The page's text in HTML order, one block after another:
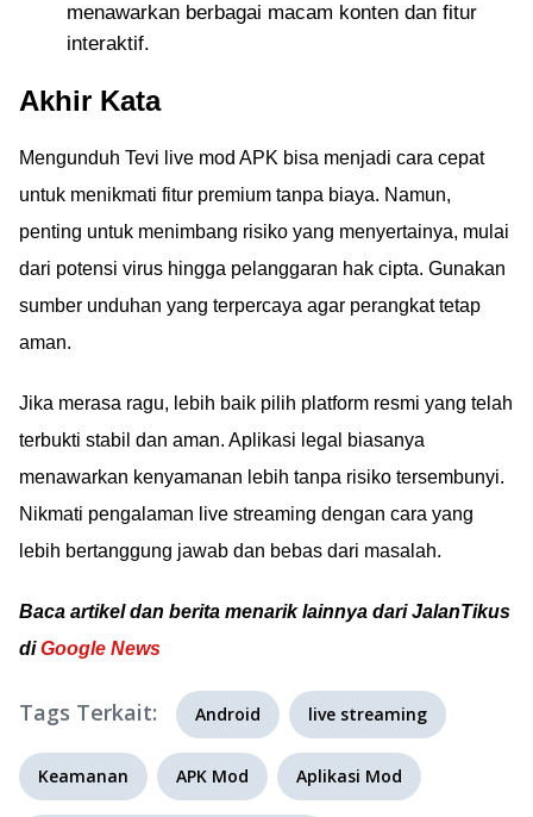
menawarkan berbagai macam konten dan fitur
interaktif.
Akhir Kata
Mengunduh Tevi live mod APK bisa menjadi cara cepat
untuk menikmati fitur premium tanpa biaya. Namun,
penting untuk menimbang risiko yang menyertainya, mulai
dari potensi virus hingga pelanggaran hak cipta. Gunakan
sumber unduhan yang terpercaya agar perangkat tetap
aman.
Jika merasa ragu, lebih baik pilih platform resmi yang telah
terbukti stabil dan aman. Aplikasi legal biasanya
menawarkan kenyamanan lebih tanpa risiko tersembunyi.
Nikmati pengalaman live streaming dengan cara yang
lebih bertanggung jawab dan bebas dari masalah.
Baca artikel dan berita menarik lainnya dari JalanTikus
diGoogle News
Tags Terkait: Android live streaming
Keamanan APK Mod Aplikasi Mod